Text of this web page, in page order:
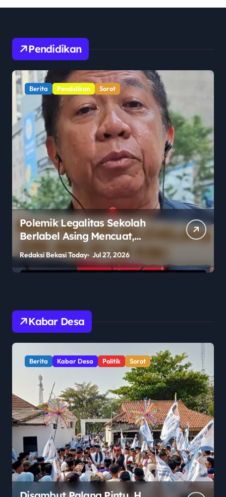
Pendidikan
Berita Pendidikan Sorot
Polemik Legalitas Sekolah
Berlabel Asing Mencuat,
Publik Pertanyakan
Pengawasan Pemerintah
Redaksi Bekasi Today Jul 27, 2026
Kabar Desa
Berita Kabar Desa Politik Sorot